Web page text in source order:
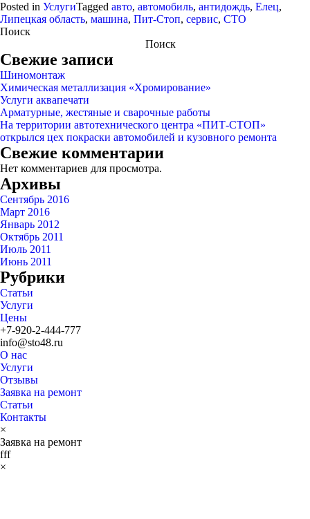
Posted in УслугиTagged авто, автомобиль, антидождь, Елец,
Липецкая область, машина, Пит-Стоп, сервис, СТО
Поиск
Поиск
Свежие записи
Шиномонтаж
Химическая металлизация «Хромирование»
Услуги аквапечати
Арматурные, жестяные и сварочные работы
На территории автотехнического центра «ПИТ-СТОП»
открылся цех покраски автомобилей и кузовного ремонта
Свежие комментарии
Нет комментариев для просмотра.
Архивы
Сентябрь 2016
Март 2016
Январь 2012
Октябрь 2011
Июль 2011
Июнь 2011
Рубрики
Статьи
Услуги
Цены
+7-920-2-444-777
info@sto48.ru
О нас
Услуги
Отзывы
Заявка на ремонт
Статьи
Контакты
×
Заявка на ремонт
fff
×